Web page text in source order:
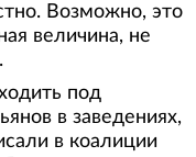
Возможно, это
величина, не
под
в заведениях,
в коалиции